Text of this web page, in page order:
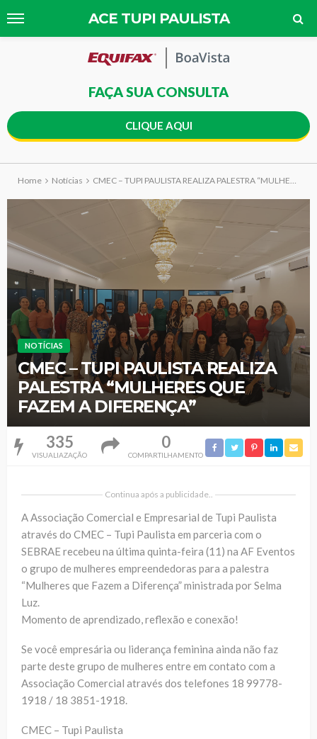
ACE TUPI PAULISTA
FAÇA SUA CONSULTA
CLIQUE AQUI
Home Notícias CMEC – TUPI PAULISTA REALIZA PALESTRA “MULHERES QUE FAZEM A DIFERENÇA”
NOTÍCIAS
CMEC – TUPI PAULISTA REALIZA
PALESTRA “MULHERES QUE
FAZEM A DIFERENÇA”
335
VISUALIAZAÇÃO
0
COMPARTILHAMENTO
Continua após a publicidade..
A Associação Comercial e Empresarial de Tupi Paulista
através do CMEC – Tupi Paulista em parceria com o
SEBRAE recebeu na última quinta-feira (11) na AF Eventos
o grupo de mulheres empreendedoras para a palestra
“Mulheres que Fazem a Diferença” ministrada por Selma
Luz.
Momento de aprendizado, reflexão e conexão!
Se você empresária ou liderança feminina ainda não faz
parte deste grupo de mulheres entre em contato com a
Associação Comercial através dos telefones 18 99778-
1918 / 18 3851-1918.
CMEC – Tupi Paulista